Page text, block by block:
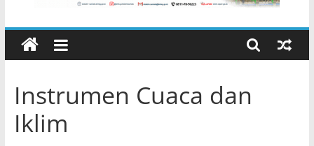
Sumatera
Selatan
Koordinator
BMKG
Sumatera
Instrumen Cuaca dan
Iklim